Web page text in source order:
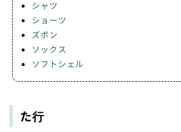
シャツ
ショーツ
ズボン
ソックス
ソフトシェル
た行